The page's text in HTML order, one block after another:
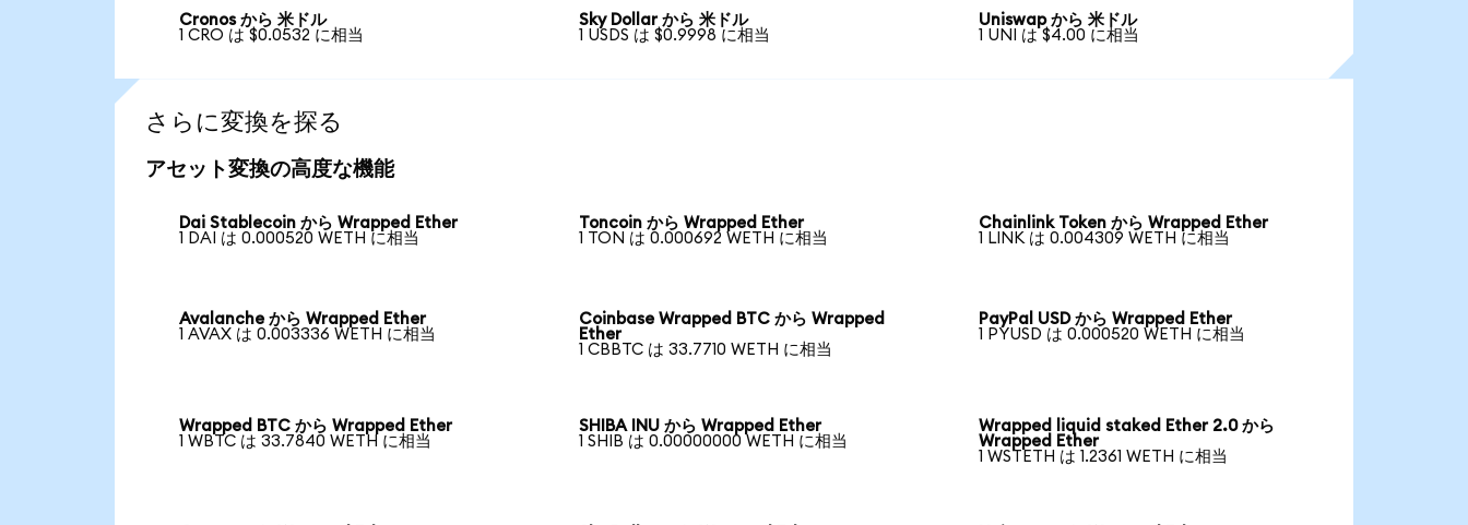
Cronos から 米ドル
1 CRO は $0.0532 に相当
Sky Dollar から 米ドル
1 USDS は $0.9998 に相当
Uniswap から 米ドル
1 UNI は $4.00 に相当
さらに変換を探る
アセット変換の高度な機能
Dai Stablecoin から Wrapped Ether
1 DAI は 0.000520 WETH に相当
Toncoin から Wrapped Ether
1 TON は 0.000692 WETH に相当
Chainlink Token から Wrapped Ether
1 LINK は 0.004309 WETH に相当
Avalanche から Wrapped Ether
1 AVAX は 0.003336 WETH に相当
Coinbase Wrapped BTC から Wrapped
Ether
1 CBBTC は 33.7710 WETH に相当
PayPal USD から Wrapped Ether
1 PYUSD は 0.000520 WETH に相当
Wrapped BTC から Wrapped Ether
1 WBTC は 33.7840 WETH に相当
SHIBA INU から Wrapped Ether
1 SHIB は 0.00000000 WETH に相当
Wrapped liquid staked Ether 2.0 から
Wrapped Ether
1 WSTETH は 1.2361 WETH に相当